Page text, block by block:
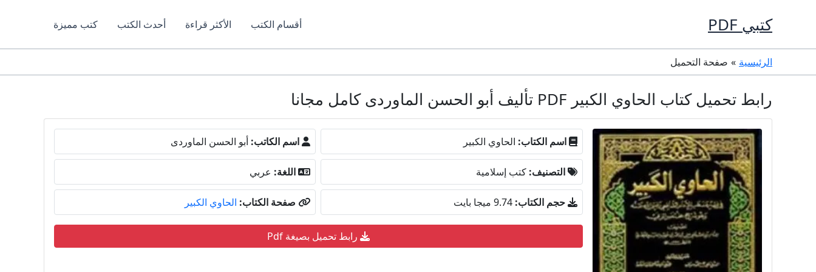
كتبي PDF أقسام الكتب الأكثر قراءة أحدث الكتب كتب مميزة
الرئيسية صفحة التحميل
رابط تحميل كتاب الحاوي الكبير PDF تأليف أبو الحسن الماوردى كامل مجانا
اسم الكتاب: الحاوي الكبير اسم الكاتب: أبو الحسن الماوردى
التصنيف: كتب إسلامية اللغة: عربي
حجم الكتاب: 9.74 ميجا بايت صفحة الكتاب: الحاوي الكبير
رابط تحميل بصيغة Pdf